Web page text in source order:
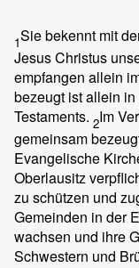
1Sie bekennt mit
Jesus Christus
empfangen allein
bezeugt ist allein
Testaments. 2Im
gemeinsam
Evangelische
Oberlausitz
zu schützen und
Gemeinden in der
wachsen und ihre
Schwestern und